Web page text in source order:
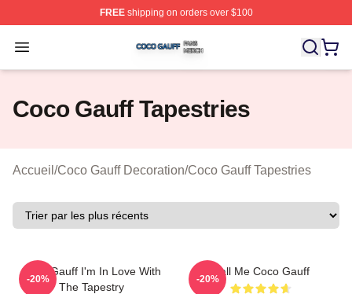
FREEshipping on orders over $100
Open menu
Coco Gauff Shop ⚡️ Officially Licensed Coco Gauff
Coco Gauff Tapestries
Accueil /Coco Gauff Decoration/Coco Gauff Tapestries
Coco Gauff I'm In Love With
The Tapestry
-20%
Call Me Coco Gauff
-20%